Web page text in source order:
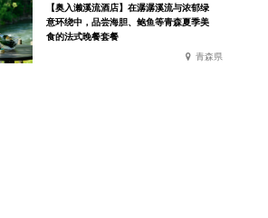
【奥入濑溪流酒店】在潺潺溪流与浓郁绿
意环绕中，品尝海胆、鲍鱼等青森夏季美
食的法式晚餐套餐
青森県